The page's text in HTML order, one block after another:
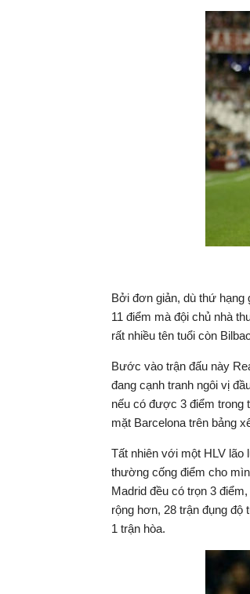
Bởi đơn giản, dù thứ hạng
11 điểm mà đội chủ nhà
rất nhiều tên tuổi còn
Bước vào trận đấu này
đang cạnh tranh ngôi vị
nếu có được 3 điểm trong
mặt Barcelona trên bảng
Tất nhiên với một HLV lão
thường cống điểm cho
Madrid đều có trọn 3
rộng hơn, 28 trận đụng độ
1 trận hòa.